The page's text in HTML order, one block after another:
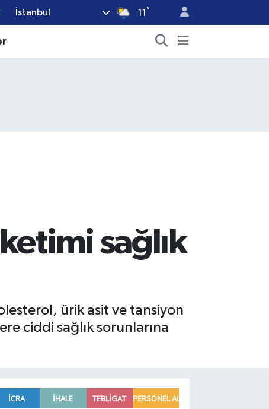
İstanbul 11 °
sağlık
ürik asit ve tansiyon
ciddi sağlık sorunlarına